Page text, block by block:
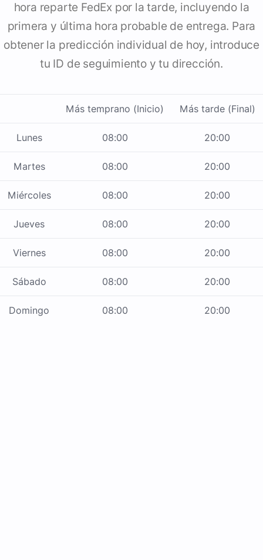
hora reparte FedEx por la tarde, incluyendo la
primera y última hora probable de entrega. Para
obtener la predicción individual de hoy, introduce
tu ID de seguimiento y tu dirección.
Más temprano (Inicio) Más tarde (Final)
Lunes 08:00 20:00
Martes 08:00 20:00
Miércoles 08:00 20:00
Jueves 08:00 20:00
Viernes 08:00 20:00
Sábado 08:00 20:00
Domingo 08:00 20:00